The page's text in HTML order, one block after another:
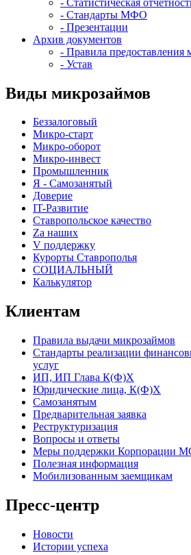
- Стандарты МФО
- Презентации
Архив документов
- Правила предоставления
- Устав
Виды микрозаймов
Беззалоговый
Микро-старт
Микро-оборот
Микро-инвест
Промышленник
Я - Самозанятый
Доверие
IT-Развитие
Ставропольское качество
Za наших
V поддержку
Курорты Ставрополья
СОЦИАЛЬНЫЙ
Калькулятор
Клиентам
Правила выдачи микрозаймов
Стандарты реализации
услуг
ИП, ИП Глава К(Ф)Х
Юридические лица, К(Ф)Х
Самозанятым
Предварительная заявка
Реструктуризация
Вопросы и ответы
Меры поддержки Корпорации
Полезная информация
Мобилизованным заемщикам
Пресс-центр
Новости
Истории успеха